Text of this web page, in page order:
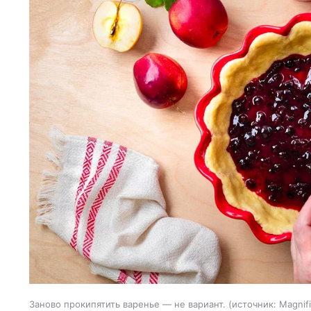
Заново прокипятить варенье — не вариант. источник: